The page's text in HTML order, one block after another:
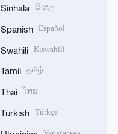
Sinhala සිංහල
Spanish Español
Swahili Kiswahili
Tamil தமிழ்
Thai ไทย
Turkish Türkçe